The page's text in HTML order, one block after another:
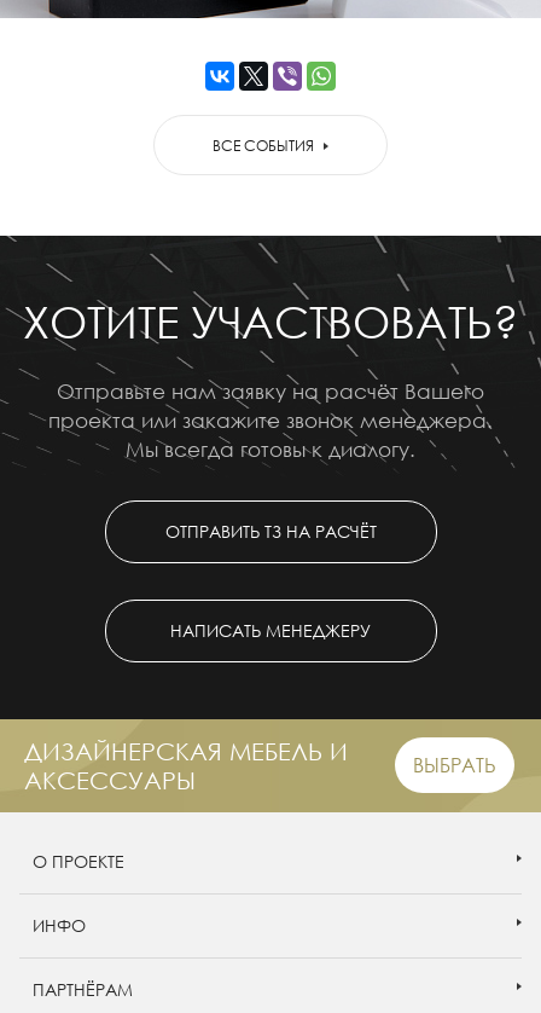
ВСЕ СОБЫТИЯ
ХОТИТЕ УЧАСТВОВАТЬ?
Отправьте нам заявку на расчёт Вашего
проекта или закажите звонок менеджера.
Мы всегда готовы к диалогу.
ОТПРАВИТЬ ТЗ НА РАСЧЁТ
НАПИСАТЬ МЕНЕДЖЕРУ
ДИЗАЙНЕРСКАЯ МЕБЕЛЬ И
АКСЕССУАРЫ
ВЫБРАТЬ
О ПРОЕКТЕ
ИНФО
ПАРТНЁРАМ